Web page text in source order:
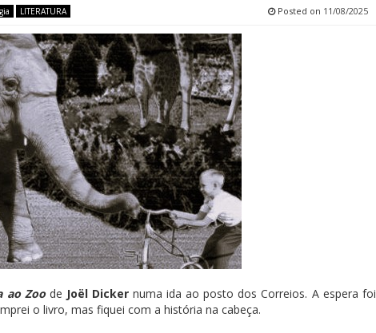
LITERATURA Posted on 11/08/2025
ao Zoo de Joël Dickernuma ida ao posto dos Correios. A espera foi
o livro, mas fiquei com a história na cabeça.